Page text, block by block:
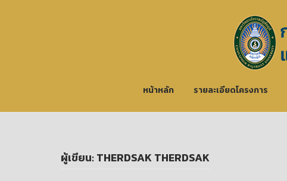
Home
หน้าหลัก รายละเอียดโครงการ
ผู้เขียน:THERDSAK THERDSAK